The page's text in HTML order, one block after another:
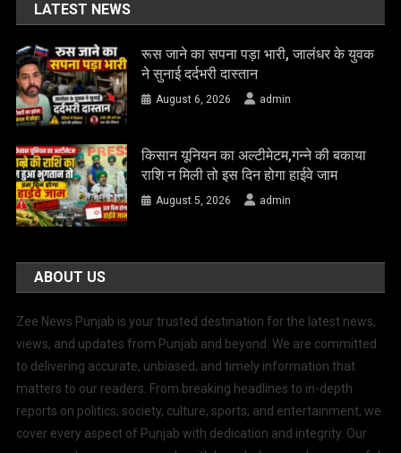
LATEST NEWS
रूस जाने का सपना पड़ा भारी, जालंधर के युवक
ने सुनाई दर्दभरी दास्तान
August 6, 2026 admin
किसान यूनियन का अल्टीमेटम,गन्ने की बकाया
राशि न मिली तो इस दिन होगा हाईवे जाम
August 5, 2026 admin
ABOUT US
Zee News Punjab is your trusted destination for the latest news,
views, and updates from Punjab and beyond. We are committed
to delivering accurate, unbiased, and timely information that
matters to our readers. From breaking headlines to in-depth
reports on politics, society, culture, sports, and entertainment, we
cover every aspect of Punjab with dedication and integrity. Our